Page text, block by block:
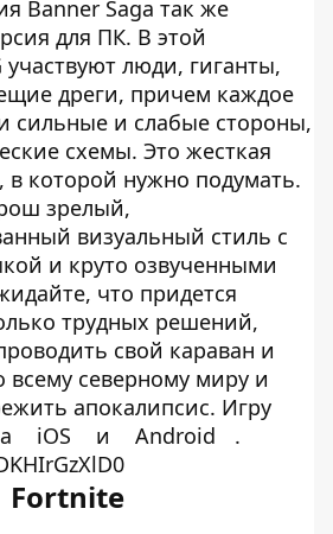
Banner Saga так же
для ПК. В этой
участвуют люди, гиганты,
дреги, причем каждое
сильные и слабые стороны,
схемы. Это жесткая
в которой нужно подумать.
зрелый,
визуальный стиль с
и круто озвученными
что придется
трудных решений,
свой караван и
всему северному миру и
апокалипсис. Игру
iOS и Android
.
Fortnite